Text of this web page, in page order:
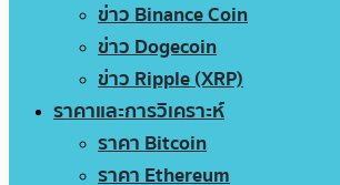
ข่าว Binance Coin
ข่าว Dogecoin
ข่าว Ripple (XRP)
ราคาและการวิเคราะห์
ราคา Bitcoin
ราคา Ethereum